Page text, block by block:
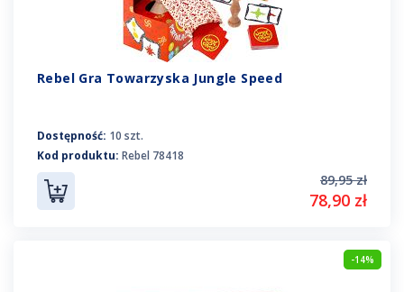
Rebel Gra Towarzyska Jungle Speed
Dostępność: 10 szt.
Kod produktu: Rebel 78418
89,95 zł
78,90 zł
-14%